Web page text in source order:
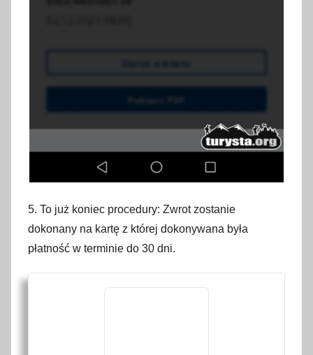
5. To już koniec procedury: Zwrot zostanie
dokonany na kartę z której dokonywana była
płatność w terminie do 30 dni.